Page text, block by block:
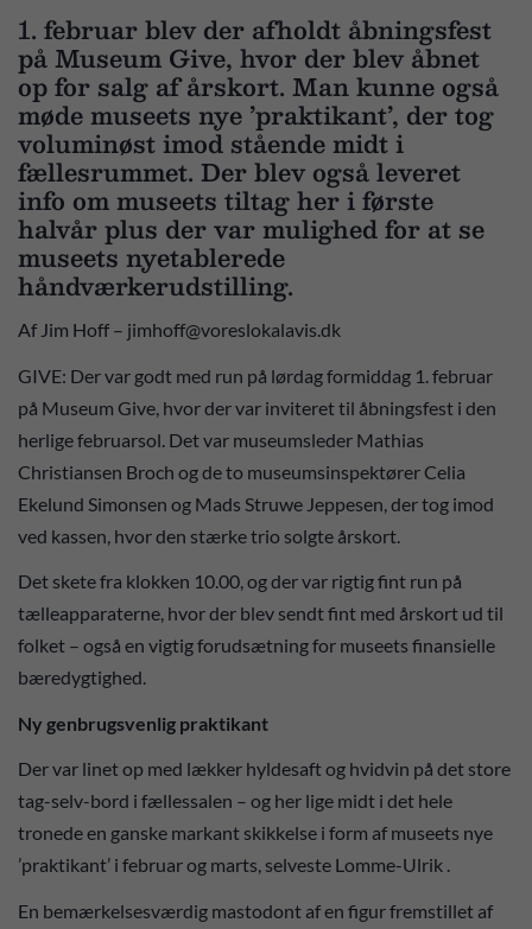
1. februar blev der afholdt åbningsfest
på Museum Give, hvor der blev åbnet
op for salg af årskort. Man kunne også
møde museets nye ’praktikant’, der tog
voluminøst imod stående midt i
fællesrummet. Der blev også leveret
info om museets tiltag her i første
halvår plus der var mulighed for at se
museets nyetablerede
håndværkerudstilling.
Af Jim Hoff – jimhoff@voreslokalavis.dk
GIVE: Der var godt med run på lørdag formiddag 1. februar
på Museum Give, hvor der var inviteret til åbningsfest i den
herlige februarsol. Det var museumsleder Mathias
Christiansen Broch og de to museumsinspektører Celia
Ekelund Simonsen og Mads Struwe Jeppesen, der tog imod
ved kassen, hvor den stærke trio solgte årskort.
Det skete fra klokken 10.00, og der var rigtig fint run på
tælleapparaterne, hvor der blev sendt fint med årskort ud til
folket – også en vigtig forudsætning for museets finansielle
bæredygtighed.
Ny genbrugsvenlig praktikant
Der var linet op med lækker hyldesaft og hvidvin på det store
tag-selv-bord i fællessalen – og her lige midt i det hele
tronede en ganske markant skikkelse i form af museets nye
’praktikant’ i februar og marts, selveste Lomme-Ulrik .
En bemærkelsesværdig mastodont af en figur fremstillet af